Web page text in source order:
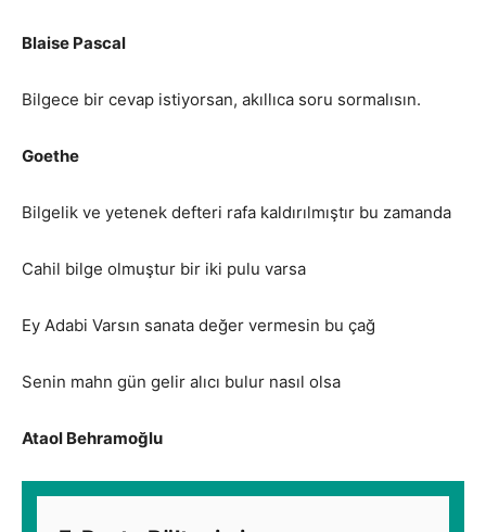
Blaise Pascal
Bilgece bir cevap istiyorsan, akıllıca soru sormalısın.
Goethe
Bilgelik ve yetenek defteri rafa kaldırılmıştır bu zamanda
Cahil bilge olmuştur bir iki pulu varsa
Ey Adabi Varsın sanata değer vermesin bu çağ
Senin mahn gün gelir alıcı bulur nasıl olsa
Ataol Behramoğlu